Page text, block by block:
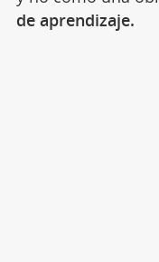
de aprendizaje.